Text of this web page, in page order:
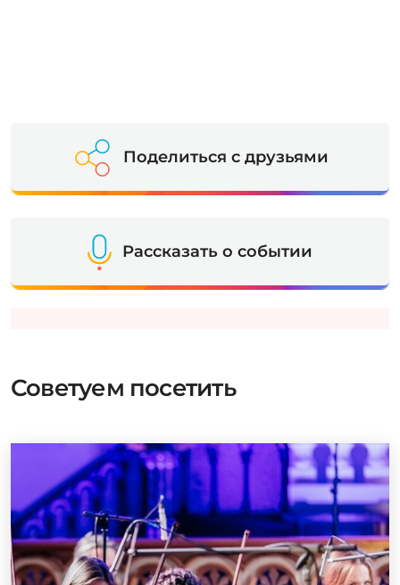
Поделиться с друзьями
Рассказать о событии
Советуем посетить